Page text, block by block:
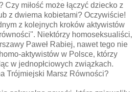
Czy miłość może łączyć dziecko z
z dwiema kobietami? Oczywiście!
z kolejnych kroków aktywistów
Niektórzy homoseksualiści,
Paweł Rabiej, nawet tego nie
aktywistów w Polsce, którzy
w jednopłciowych związkach.
Trójmiejski Marsz Równości?